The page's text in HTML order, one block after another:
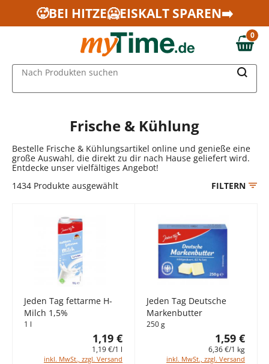
Zum Hauptinhalt springen
Zur Navigation springen
Zur Suche springen
🥵BEI HITZE🥶EISKALT SPAREN➡️
0,00 €
0
Nach Produkten suchen
Frische & Kühlung
Bestelle Frische & Kühlungsartikel online und genieße eine
große Auswahl, die direkt zu dir nach Hause geliefert wird.
Entdecke unser vielfältiges Angebot!
1434 Produkte ausgewählt FILTERN
Jeden Tag fettarme H-
Milch 1,5%
1 l
1,19 €
1,19 €/1 l
inkl. MwSt., zzgl. Versand
Jeden Tag Deutsche
Markenbutter
250 g
1,59 €
6,36 €/1 kg
inkl. MwSt., zzgl. Versand